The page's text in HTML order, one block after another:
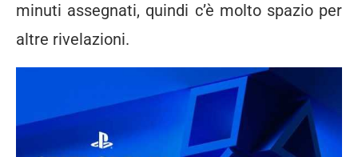
minuti assegnati, quindi c’è molto spazio per
altre rivelazioni.